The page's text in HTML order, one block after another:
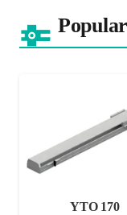
YTO 170